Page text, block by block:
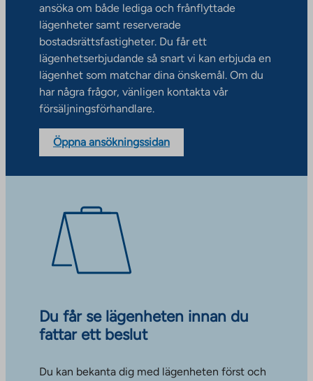
ansöka om både lediga och frånflyttade
lägenheter samt reserverade
bostadsrättsfastigheter. Du får ett
lägenhetserbjudande så snart vi kan erbjuda en
lägenhet som matchar dina önskemål. Om du
har några frågor, vänligen kontakta vår
försäljningsförhandlare.
Öppna ansökningssidan
Du får se lägenheten innan du
fattar ett beslut
Du kan bekanta dig med lägenheten först och